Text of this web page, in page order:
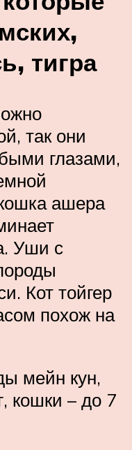
тигра
так они
глазами,
ашера
Уши с
Кот тойгер
похож на
мейн кун,
кошки – до 7